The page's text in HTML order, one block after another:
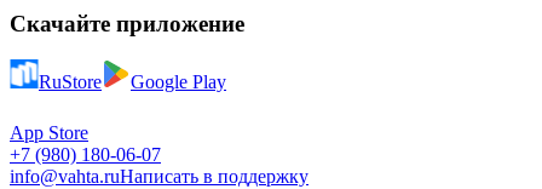
Скачайте приложение
RuStore Google Play
App Store
+7 (980) 180-06-07
info@vahta.ruНаписать в поддержку